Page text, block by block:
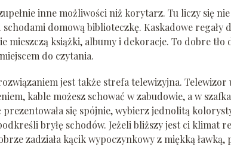
inne możliwości niż korytarz. Tu liczy się
domową biblioteczkę. Kaskadowe regały
mieszczą książki, albumy i dekoracje. To dobre
do czytania.
jest także strefa telewizyjna. Telewizor
kable możesz schować w zabudowie, a w
prezentowała się spójnie, wybierz jednolitą
bryłę schodów. Jeżeli bliższy jest ci klimat
zadziała kącik wypoczynkowy z miękką